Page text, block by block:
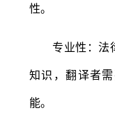
性。
专业性：法律
知识，翻译者
能。